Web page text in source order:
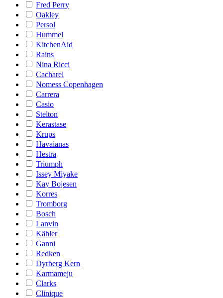
Fred Perry
Oakley
Persol
Hummel
KitchenAid
Rains
Nina Ricci
Cacharel
Nomess Copenhagen
Carrera
Casio
Stelton
Kerastase
Krups
Havaianas
Hestra
Triumph
Issey Miyake
Kay Bojesen
Korres
Tromborg
Bosch
Lanvin
Kähler
Ganni
Redken
Dyrberg Kern
Karmameju
Clarks
Clinique